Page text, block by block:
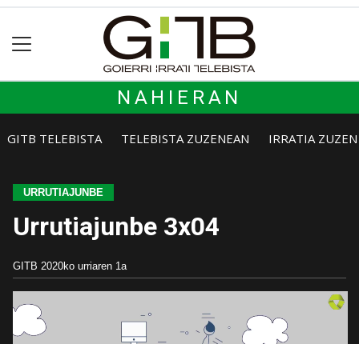
NAHIERAN
GITB TELEBISTA TELEBISTA ZUZENEAN IRRATIA
URRUTIAJUNBE
Urrutiajunbe 3x04
GITB 2020ko urriaren 1a